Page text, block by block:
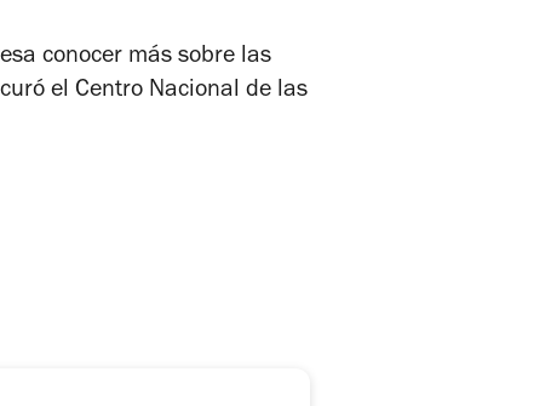
conocer más sobre las
el Centro Nacional de las